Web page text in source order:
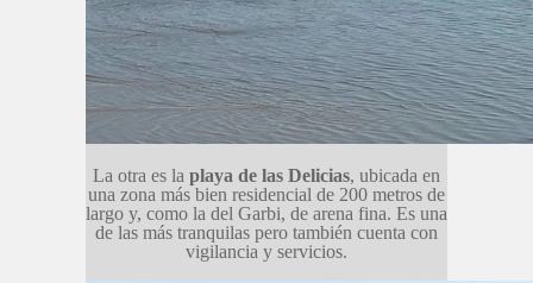
La otra es la playa de las Delicias, ubicada en
una zona más bien residencial de 200 metros de
largo y, como la del Garbi, de arena fina. Es una
de las más tranquilas pero también cuenta con
vigilancia y servicios.